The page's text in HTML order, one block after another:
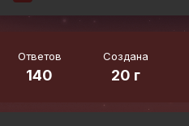
Ответов
140
Создана
20 г